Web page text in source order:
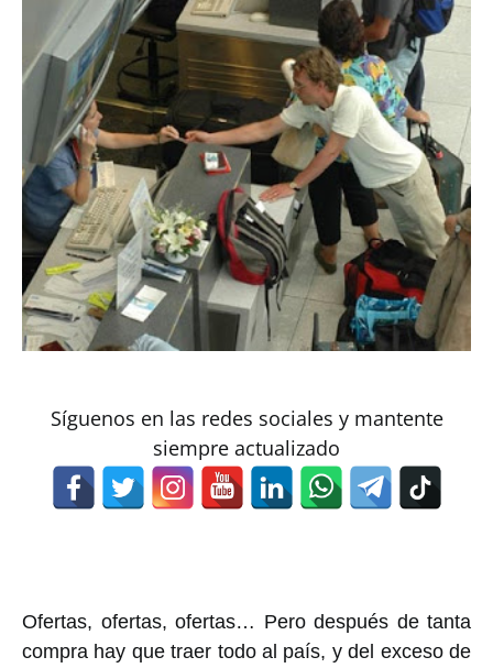
Síguenos en las redes sociales y mantente
siempre actualizado
Ofertas, ofertas, ofertas… Pero después de tanta
compra hay que traer todo al país, y del exceso de